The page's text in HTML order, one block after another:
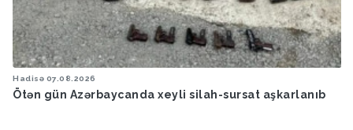
Hadisə 07.08.2026
Ötən gün Azərbaycanda xeyli silah-sursat aşkarlanıb